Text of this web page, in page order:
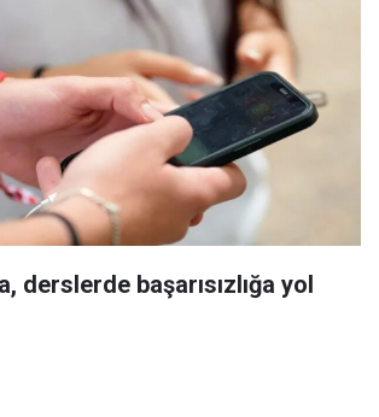
derslerde başarısızlığa yol